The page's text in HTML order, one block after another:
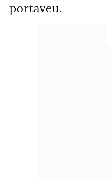
portaveu.